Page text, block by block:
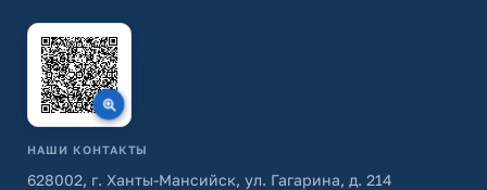
НАШИ КОНТАКТЫ
628002, г. Ханты-Мансийск, ул. Гагарина, д. 214